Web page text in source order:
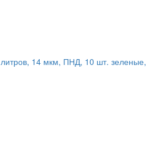
14 мкм, ПНД, 10 шт. зеленые,